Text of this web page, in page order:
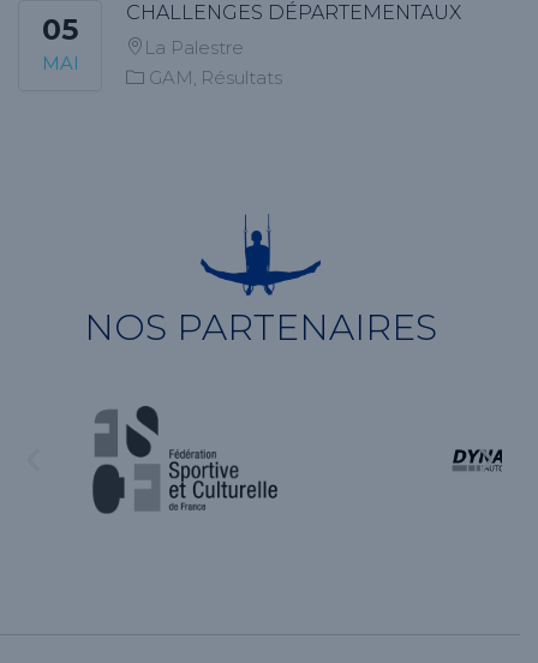
05
MAI
CHALLENGES DÉPARTEMENTAUX
La Palestre
GAM Résultats
NOS PARTENAIRES